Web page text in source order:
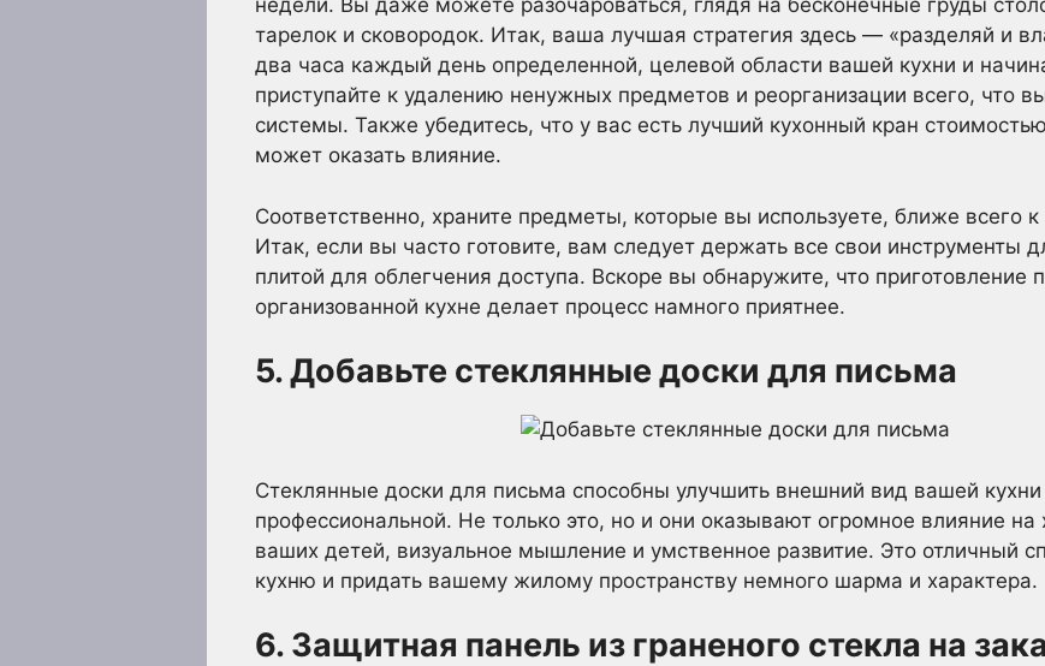
недели. Вы даже можете разочароваться, глядя на бесконечные груды
тарелок и сковородок. Итак, ваша лучшая стратегия здесь — «разделяй и
два часа каждый день определенной, целевой области вашей кухни и
приступайте к удалению ненужных предметов и реорганизации всего, что
системы. Также убедитесь, что у вас есть лучший кухонный кран
может оказать влияние.
Соответственно, храните предметы, которые вы используете, ближе всего к
Итак, если вы часто готовите, вам следует держать все свои инструменты
плитой для облегчения доступа. Вскоре вы обнаружите, что приготовление
организованной кухне делает процесс намного приятнее.
5. Добавьте стеклянные доски для письма
Стеклянные доски для письма способны улучшить внешний вид вашей кухни
профессиональной. Не только это, но и они оказывают огромное влияние на
ваших детей, визуальное мышление и умственное развитие. Это отличный
кухню и придать вашему жилому пространству немного шарма и характера.
6. Защитная панель из граненого стекла на